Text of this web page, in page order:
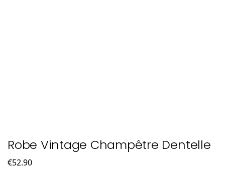
Robe Vintage Champêtre Dentelle
€52.90